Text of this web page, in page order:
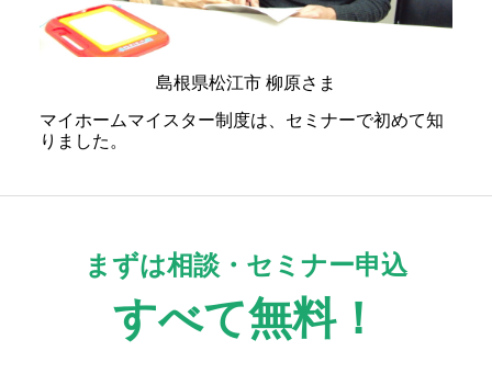
島根県松江市 柳原さま
マイホームマイスター制度は、セミナーで初めて知
りました。
まずは相談・セミナー申込
すべて無料！